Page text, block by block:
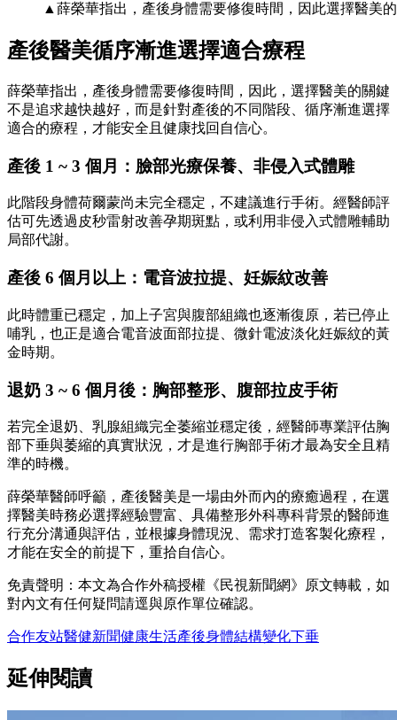
▲薛榮華指出，產後身體需要修復時間，因此選擇醫美
產後醫美循序漸進選擇適合療程
薛榮華指出，產後身體需要修復時間，因此，選擇醫美的關鍵
不是追求越快越好，而是針對產後的不同階段、循序漸進選擇
適合的療程，才能安全且健康找回自信心。
產後 1 ~ 3 個月：臉部光療保養、非侵入式體雕
此階段身體荷爾蒙尚未完全穩定，不建議進行手術。經醫師評
估可先透過皮秒雷射改善孕期斑點，或利用非侵入式體雕輔助
局部代謝。
產後 6 個月以上：電音波拉提、妊娠紋改善
此時體重已穩定，加上子宮與腹部組織也逐漸復原，若已停止
哺乳，也正是適合電音波面部拉提、微針電波淡化妊娠紋的黃
金時期。
退奶 3 ~ 6 個月後：胸部整形、腹部拉皮手術
若完全退奶、乳腺組織完全萎縮並穩定後，經醫師專業評估胸
部下垂與萎縮的真實狀況，才是進行胸部手術才最為安全且精
準的時機。
薛榮華醫師呼籲，產後醫美是一場由外而內的療癒過程，在選
擇醫美時務必選擇經驗豐富、具備整形外科專科背景的醫師進
行充分溝通與評估，並根據身體現況、需求打造客製化療程，
才能在安全的前提下，重拾自信心。
免責聲明：本文為合作外稿授權《民視新聞網》原文轉載，如
對內文有任何疑問請逕與原作單位確認。
合作友站醫健新聞健康生活產後身體結構變化下垂
延伸閱讀